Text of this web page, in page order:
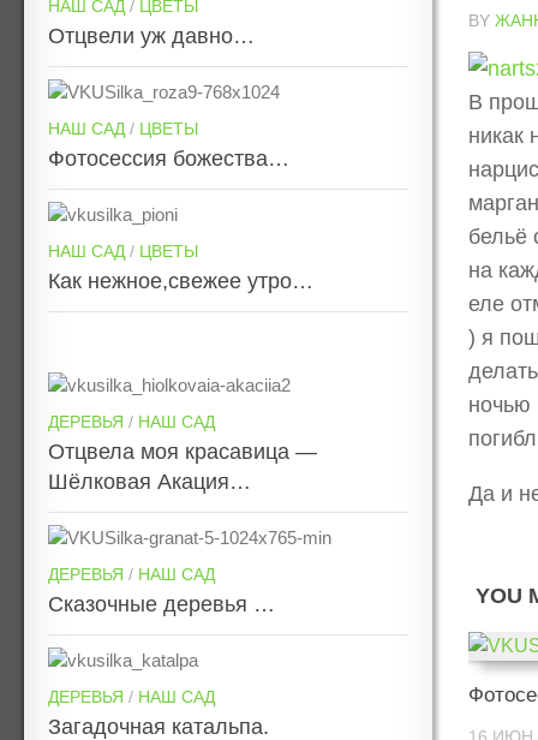
BY
В
никак
бельё
на
еле
) я
ночью
Да и
YOU
НАШ САД / ЦВЕТЫ
Отцвели уж давно…
НАШ САД / ЦВЕТЫ
Фотосессия божества…
НАШ САД / ЦВЕТЫ
Как нежное,свежее утро…
ДЕРЕВЬЯ / НАШ САД
Отцвела моя красавица —
Шёлковая Акация…
ДЕРЕВЬЯ / НАШ САД
Сказочные деревья …
ДЕРЕВЬЯ / НАШ САД
Загадочная катальпа.